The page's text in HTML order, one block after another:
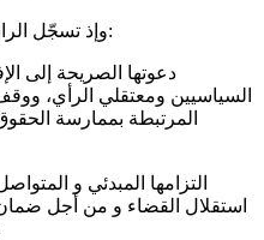
وإذ تسجّل الرابطة هذا التطوّر الإيجابي، فإنها تجدّد:
السياسيين ومعتقلي الرأي،
المرتبطة بممارسة
استقلال القضاء و من أجل